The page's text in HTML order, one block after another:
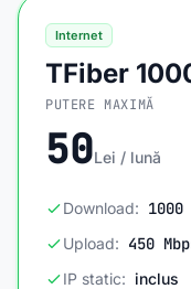
Internet
TFiber
PUTERE MAXIMĂ
50Lei / lună
Download: 1000
Upload: 450
IP static: inclus